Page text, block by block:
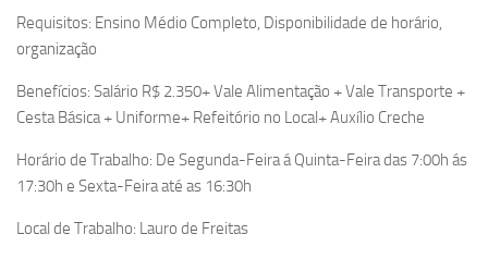
Requisitos: Ensino Médio Completo, Disponibilidade de horário,
organização
Benefícios: Salário R$ 2.350+ Vale Alimentação + Vale Transporte +
Cesta Básica + Uniforme+ Refeitório no Local+ Auxílio Creche
Horário de Trabalho: De Segunda-Feira á Quinta-Feira das 7:00h ás
17:30h e Sexta-Feira até as 16:30h
Local de Trabalho: Lauro de Freitas